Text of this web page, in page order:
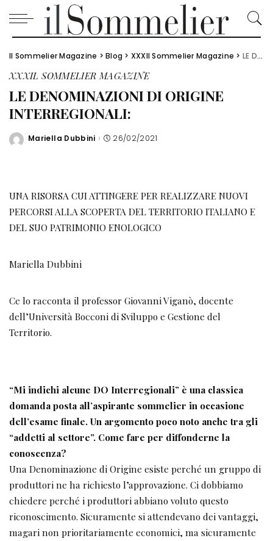
Il Sommelier Magazine >Blog > XXXIl Sommelier Magazine > LE DENOMINAZIONI DI ORIGINE INTERREGIONALI:
XXXIL SOMMELIER MAGAZINE
LE DENOMINAZIONI DI ORIGINE
INTERREGIONALI:
Posted
Mariella Dubbini 26/02/2021
UNA RISORSA CUI ATTINGERE PER REALIZZARE NUOVI
PERCORSI ALLA SCOPERTA DEL TERRITORIO ITALIANO E
DEL SUO PATRIMONIO ENOLOGICO
Mariella Dubbini
Ce lo racconta il professor Giovanni Viganò, docente
dell’Università Bocconi di Sviluppo e Gestione del
Territorio.
“Mi indichi alcune DO Interregionali” è una classica
domanda posta all’aspirante sommelier in occasione
dell’esame finale. Un argomento poco noto anche tra gli
“addetti al settore”. Come fare per diffonderne la
conoscenza?
Una Denominazione di Origine esiste perché un gruppo di
produttori ne ha richiesto l’approvazione. Ci dobbiamo
chiedere perché i produttori abbiano voluto questo
riconoscimento. Sicuramente si attendevano dei vantaggi,
magari non prioritariamente economici, ma sicuramente